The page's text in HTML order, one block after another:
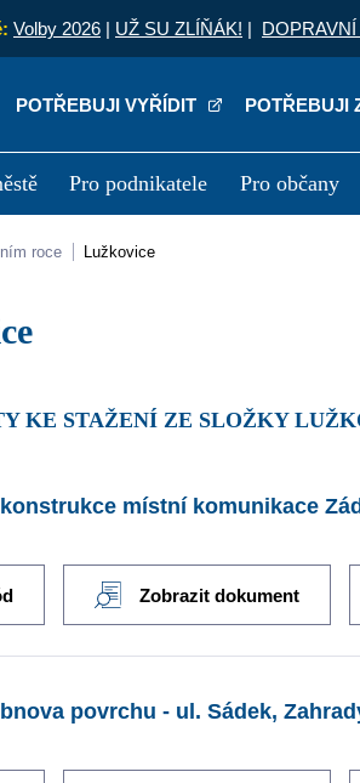
Volby 2026 | UŽ SU ZLÍŇÁK! |
POTŘEBUJI VYŘÍDIT POTŘEBUJI
Pro podnikatele Pro občany
roce Lužkovice
KE STAŽENÍ ZE SLOŽKY
místní komunikace
Zobrazit dokument
povrchu - ul. Sádek,